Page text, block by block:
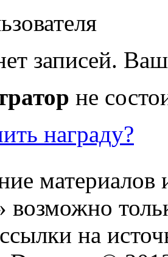
записей.
не
награду?
материалов
на